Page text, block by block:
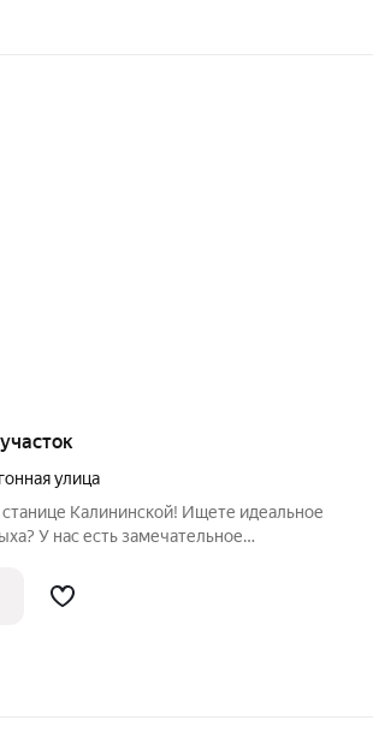
улица
Ищете идеальное
У нас есть замечательное
участке в 12 соток. Что вас ждёт